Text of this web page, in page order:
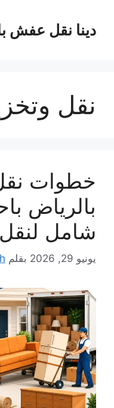
المحتوىدينا نقل عفش
نقل
خطوات
بالرياض
شامل لنقل
يونيو 29, 2026 بقلم